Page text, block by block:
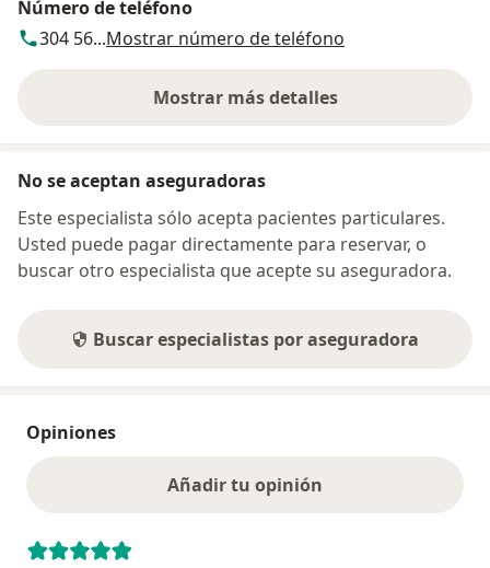
Número de teléfono
304 56...Mostrar número de teléfono
Mostrar más detalles
sobre la dirección
No se aceptan aseguradoras
Este especialista sólo acepta pacientes particulares.
Usted puede pagar directamente para reservar, o
buscar otro especialista que acepte su aseguradora.
Buscar especialistas por aseguradora
Opiniones
Añadir tu opinión